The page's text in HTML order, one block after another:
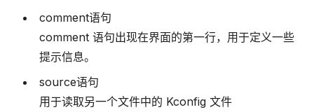
comment语句
comment 语句出现在界面的第一行，用于定义一些
提示信息。
source语句
用于读取另一个文件中的 Kconfig 文件